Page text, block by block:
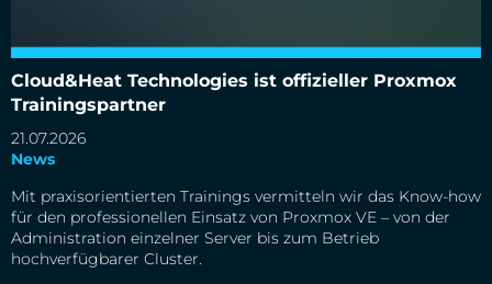
Cloud&Heat Technologies ist offizieller Proxmox
Trainingspartner
21.07.2026
News
Mit praxisorientierten Trainings vermitteln wir das Know-how
für den professionellen Einsatz von Proxmox VE – von der
Administration einzelner Server bis zum Betrieb
hochverfügbarer Cluster.
Cloud&Heat Technologies ist offizieller Proxmox